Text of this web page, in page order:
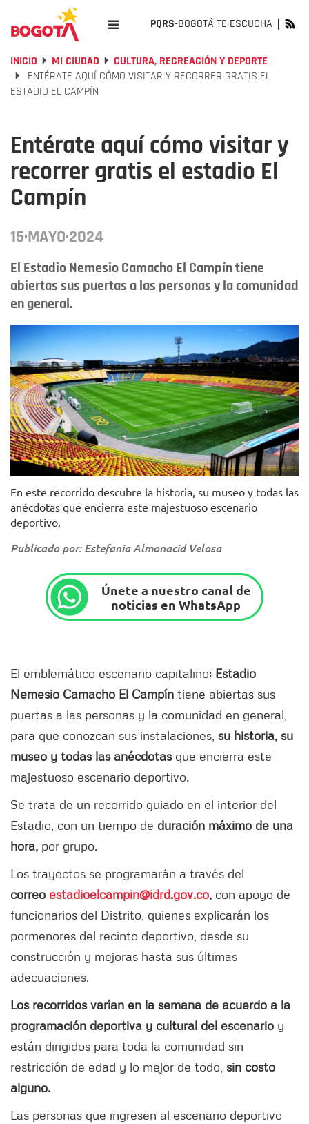
PQRS-BOGOTÁ TE ESCUCHA
INICIO MI CIUDAD
CULTURA, RECREACIÓN Y DEPORTE
ENTÉRATE AQUÍ CÓMO VISITAR Y RECORRER GRATIS EL
ESTADIO EL CAMPÍN
Entérate aquí cómo visitar y
recorrer gratis el estadio El
Campín
15·MAYO·2024
El Estadio Nemesio Camacho El Campín tiene
abiertas sus puertas a las personas y la comunidad
en general.
IDRD
En este recorrido descubre la historia, su museo y todas las
anécdotas que encierra este majestuoso escenario
deportivo.
Publicado por: Estefania Almonacid Velosa
Únete a nuestro canal de
noticias en WhatsApp
El emblemático escenario capitalino: Estadio
Nemesio Camacho El Campín tiene abiertas sus
puertas a las personas y la comunidad en general,
para que conozcan sus instalaciones, su historia, su
museo y todas las anécdotasque encierra este
majestuoso escenario deportivo.
Se trata de un recorrido guiado en el interior del
Estadio, con un tiempo de duración máximo de una
hora, por grupo.
Los trayectos se programarán a través del
correo estadioelcampin@idrd.gov.co, con apoyo de
funcionarios del Distrito, quienes explicarán los
pormenores del recinto deportivo, desde su
construcción y mejoras hasta sus últimas
adecuaciones.
Los recorridos varían en la semana de acuerdo a la
programación deportiva y cultural del escenario y
están dirigidos para toda la comunidad sin
restricción de edad y lo mejor de todo, sin costo
alguno.
Las personas que ingresen al escenario deportivo